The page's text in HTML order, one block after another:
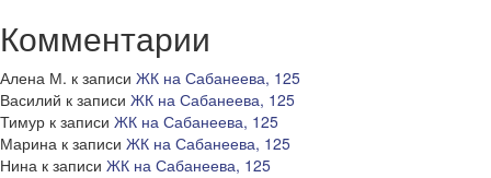
Комментарии
Алена М. к записи ЖК на Сабанеева, 125
Василий к записи ЖК на Сабанеева, 125
Тимур к записи ЖК на Сабанеева, 125
Марина к записи ЖК на Сабанеева, 125
Нина к записи ЖК на Сабанеева, 125